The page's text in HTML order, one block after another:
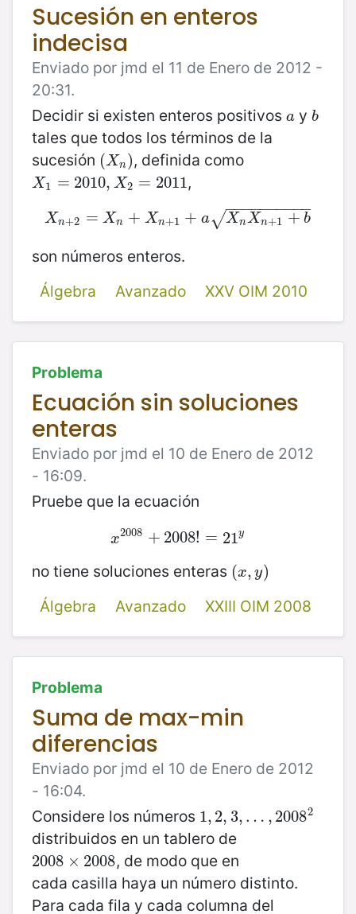
Sucesión en enteros
indecisa
Enviado por jmd el 11 de Enero de 2012 -
20:31.
Decidir si existen enteros positivos a
a yb
b
tales que todos los términos de la
sucesión (Xn)
(Xn) , definida como
X1 = 2010, X2 = 2011
X1=2010,X2=2011 ,
Xn+2 = Xn + Xn+1 + a XnXn+1 + b
− −
−−−−−−−−
√
X n+2=Xn +Xn+ 1+ aXnXn+1+b
son números enteros.
Álgebra
Avanzado XXV OIM 2010
Problema
Ecuación sin soluciones
enteras
Enviado por jmd el 10 de Enero de 2012
- 16:09.
Pruebe que la ecuación
x2008 + 2008! = 21y
x2008+2008 != 21y
no tiene soluciones enteras (x, y)
(x,y)
Álgebra
Avanzado XXIII OIM 2008
Problema
Suma de max-min
diferencias
Enviado por jmd el 10 de Enero de 2012
- 16:04.
Considere los números 1, 2, 3, … , 20082
1,2,3,… 20082
distribuidos en un tablero de
2008 × 2008
2008 × 2008, de modo que en
cada casilla haya un número distinto.
Para cada fila y cada columna del